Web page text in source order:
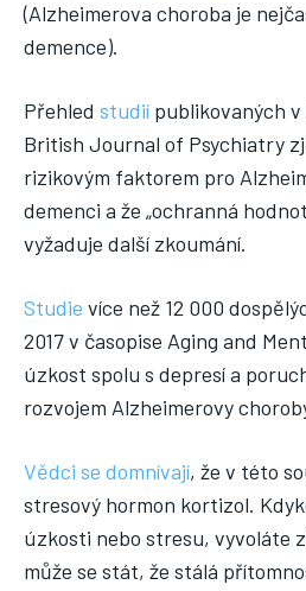
(Alzheimerova choroba je
demence).
Přehled studií publikovaných v
British Journal of Psychiatry
rizikovým faktorem pro
demenci a že „ochranná
vyžaduje další zkoumání.
Studie více než 12 000
2017 v časopise Aging and
úzkost spolu s depresí a
rozvojem Alzheimerovy
Vědci se domnívají, že v této
stresový hormon kortizol.
úzkosti nebo stresu, vyvoláte
může se stát, že stálá